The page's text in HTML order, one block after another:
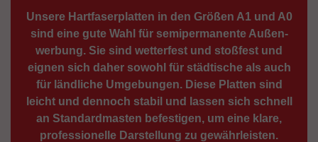
Unsere Hartfaserplatten in den Größen A1 und A0
sind eine gute Wahl für semiperma­nente Außen­
werbung. Sie sind wetterfest und stoßfest und
eignen sich daher sowohl für städtische als auch
für ländliche Umge­bungen. Diese Platten sind
leicht und dennoch stabil und lassen sich schnell
an Standard­masten befestigen, um eine klare,
professionelle Darstellung zu gewährleisten.